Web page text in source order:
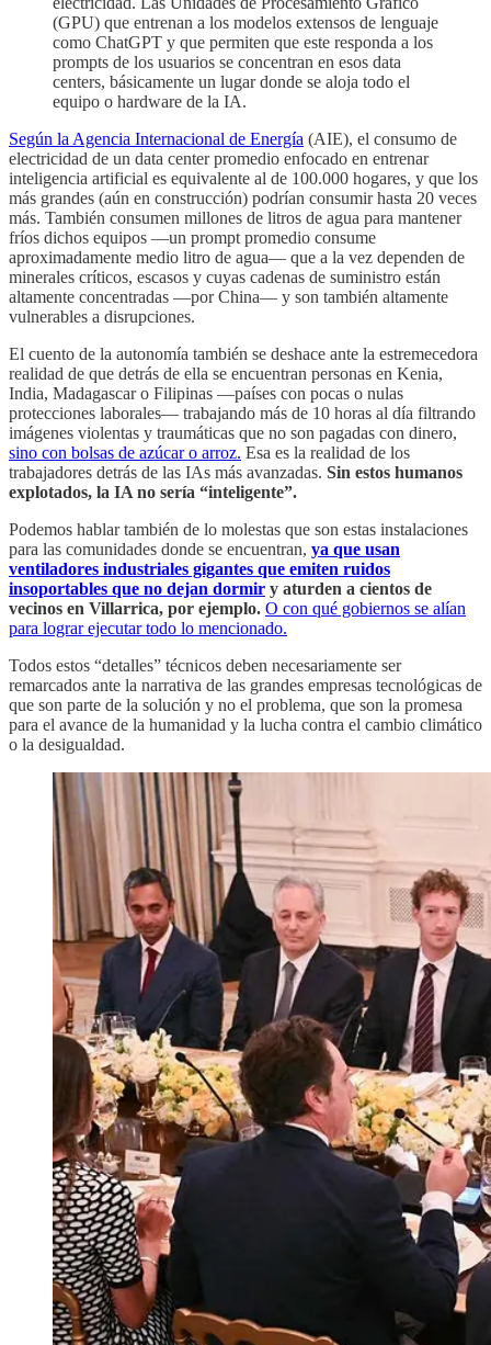
(GPU) que entrenan a los modelos extensos de lenguaje
como ChatGPT y que permiten que este responda a los
prompts de los usuarios se concentran en esos data
centers, básicamente un lugar donde se aloja todo el
equipo o hardware de la IA.
Según la Agencia Internacional de Energía (AIE), el consumo de
electricidad de un data center promedio enfocado en entrenar
inteligencia artificial es equivalente al de 100.000 hogares, y que los
más grandes (aún en construcción) podrían consumir hasta 20 veces
más. También consumen millones de litros de agua para mantener
fríos dichos equipos —un prompt promedio consume
aproximadamente medio litro de agua— que a la vez dependen de
minerales críticos, escasos y cuyas cadenas de suministro están
altamente concentradas —por China— y son también altamente
vulnerables a disrupciones.
El cuento de la autonomía también se deshace ante la estremecedora
realidad de que detrás de ella se encuentran personas en Kenia,
India, Madagascar o Filipinas —países con pocas o nulas
protecciones laborales— trabajando más de 10 horas al día filtrando
imágenes violentas y traumáticas que no son pagadas con dinero,
sino con bolsas de azúcar o arroz. Esa es la realidad de los
trabajadores detrás de las IAs más avanzadas. Sin estos humanos
explotados, la IA no sería “inteligente”.
Podemos hablar también de lo molestas que son estas instalaciones
para las comunidades donde se encuentran, ya que usan
ventiladores industriales gigantes que emiten ruidos
insoportables que no dejan dormir y aturden a cientos de
vecinos en Villarrica, por ejemplo. O con qué gobiernos se alían
para lograr ejecutar todo lo mencionado.
Todos estos “detalles” técnicos deben necesariamente ser
remarcados ante la narrativa de las grandes empresas tecnológicas de
que son parte de la solución y no el problema, que son la promesa
para el avance de la humanidad y la lucha contra el cambio climático
o la desigualdad.